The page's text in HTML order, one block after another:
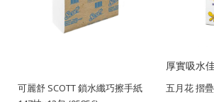
可麗舒 SCOTT 鎖水纖巧擦手紙
厚實吸水
五月花 摺